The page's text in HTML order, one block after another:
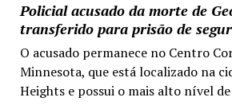
Policial acusado da morte de
transferido para prisão de
O acusado permanece no Centro
Minnesota, que está localizado na
Heights e possui o mais alto nível